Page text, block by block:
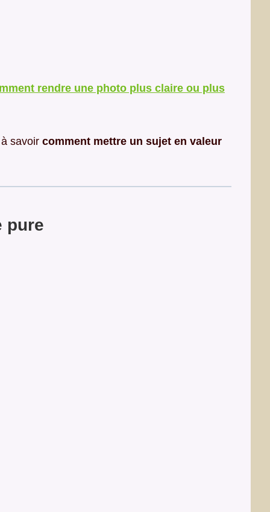
rendre une photo plus claire ou plus
savoir comment mettre un sujet en valeur
pure